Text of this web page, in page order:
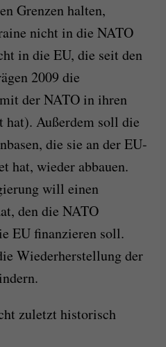
Grenzen halten,
nicht in die NATO
in die EU, die seit den
2009 die
der NATO in ihren
hat). Außerdem soll die
die sie an der EU-
hat, wieder abbauen.
will einen
den die NATO
EU finanzieren soll.
Wiederherstellung der
zuletzt historisch